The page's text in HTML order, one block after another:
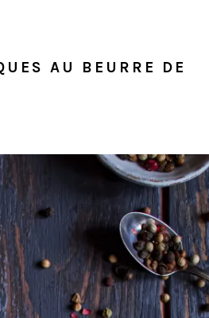
AU BEURRE DE